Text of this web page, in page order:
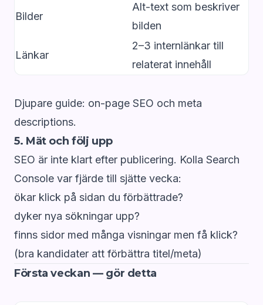
Bilder
Alt-text som beskriver
bilden
Länkar
2–3 internlänkar till
relaterat innehåll
Djupare guide: on-page SEO och meta
descriptions.
5. Mät och följ upp
SEO är inte klart efter publicering. Kolla Search
Console var fjärde till sjätte vecka:
ökar klick på sidan du förbättrade?
dyker nya sökningar upp?
finns sidor med många visningar men få klick?
(bra kandidater att förbättra titel/meta)
Första veckan — gör detta